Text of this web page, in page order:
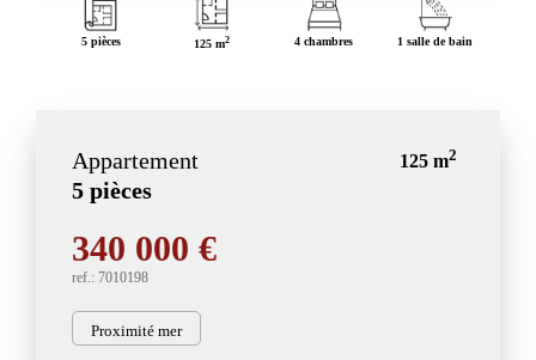
5 pièces 125 m2 4 chambres 1 salle de bain
Appartement 125 m2
5 pièces
340 000 €
ref.: 7010198
Proximité mer